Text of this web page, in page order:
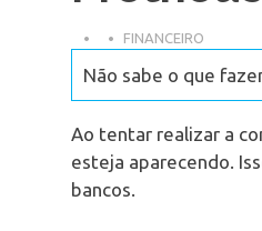
FINANCEIRO
Não sabe o que
Ao tentar realizar a
esteja aparecendo.
bancos.